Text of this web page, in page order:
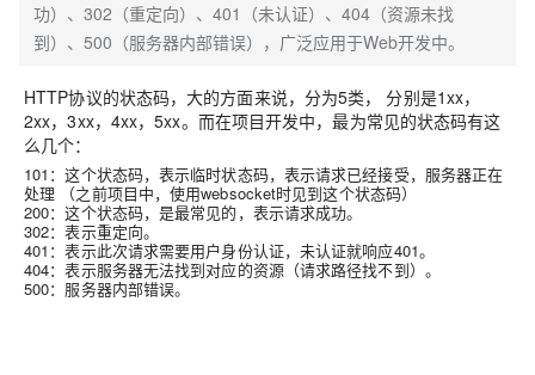
功）、302（重定向）、401（未认证）、404（资源未找
到）、500（服务器内部错误），广泛应用于Web开发中。
HTTP协议的状态码，大的方面来说，分为5类， 分别是1xx，
2xx，3xx，4xx，5xx。而在项目开发中，最为常见的状态码有这
么几个：
101：这个状态码，表示临时状态码，表示请求已经接受，服务器正在
处理 （之前项目中，使用websocket时见到这个状态码）
200：这个状态码，是最常见的，表示请求成功。
302：表示重定向。
401：表示此次请求需要用户身份认证，未认证就响应401。
404：表示服务器无法找到对应的资源（请求路径找不到）。
500：服务器内部错误。